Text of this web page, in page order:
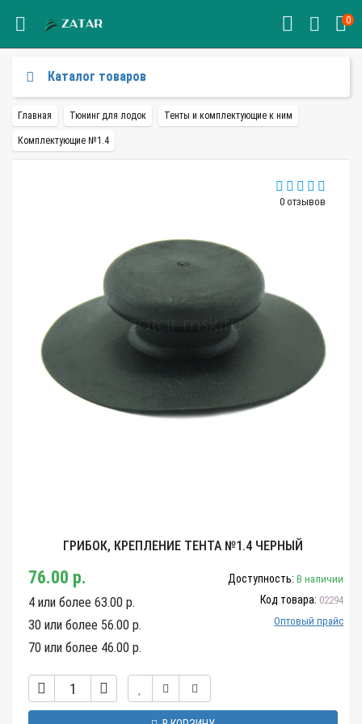
0
Каталог товаров
Главная Тюнинг для лодок Тенты и комплектующие к ним
Комплектующие №1.4
0 отзывов
ГРИБОК, КРЕПЛЕНИЕ ТЕНТА №1.4 ЧЕРНЫЙ
76.00 р.
4 или более 63.00 р.
30 или более 56.00 р.
70 или более 46.00 р.
Доступность: В наличии
Код товара: 02294
Оптовый прайс